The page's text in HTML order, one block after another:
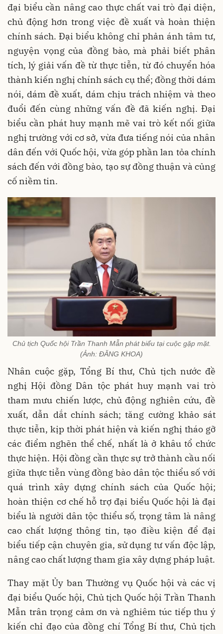
đại biểu cần nâng cao thực chất vai trò đại diện,
chủ động hơn trong việc đề xuất và hoàn thiện
chính sách. Đại biểu không chỉ phản ánh tâm tư,
nguyện vọng của đồng bào, mà phải biết phân
tích, lý giải vấn đề từ thực tiễn, từ đó chuyển hóa
thành kiến nghị chính sách cụ thể; đồng thời dám
nói, dám đề xuất, dám chịu trách nhiệm và theo
đuổi đến cùng những vấn đề đã kiến nghị. Đại
biểu cần phát huy mạnh mẽ vai trò kết nối giữa
nghị trường với cơ sở, vừa đưa tiếng nói của nhân
dân đến với Quốc hội, vừa góp phần lan tỏa chính
sách đến với đồng bào, tạo sự đồng thuận và củng
cố niềm tin.
Chủ tịch Quốc hội Trần Thanh Mẫn phát biểu tại cuộc gặp mặt.
(Ảnh: ĐĂNG KHOA)
Nhân cuộc gặp, Tổng Bí thư, Chủ tịch nước đề
nghị Hội đồng Dân tộc phát huy mạnh vai trò
tham mưu chiến lược, chủ động nghiên cứu, đề
xuất, dẫn dắt chính sách; tăng cường khảo sát
thực tiễn, kịp thời phát hiện và kiến nghị tháo gỡ
các điểm nghẽn thể chế, nhất là ở khâu tổ chức
thực hiện. Hội đồng cần thực sự trở thành cầu nối
giữa thực tiễn vùng đồng bào dân tộc thiểu số với
quá trình xây dựng chính sách của Quốc hội;
hoàn thiện cơ chế hỗ trợ đại biểu Quốc hội là đại
biểu là người dân tộc thiểu số, trọng tâm là nâng
cao chất lượng thông tin, tạo điều kiện để đại
biểu tiếp cận chuyên gia, sử dụng tư vấn độc lập,
nâng cao chất lượng tham gia xây dựng pháp luật.
Thay mặt Ủy ban Thường vụ Quốc hội và các vị
đại biểu Quốc hội, Chủ tịch Quốc hội Trần Thanh
Mẫn trân trọng cảm ơn và nghiêm túc tiếp thu ý
kiến chỉ đạo của đồng chí Tổng Bí thư, Chủ tịch